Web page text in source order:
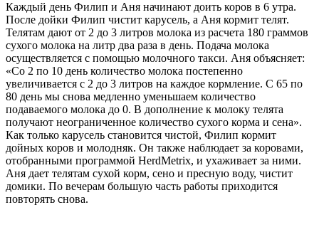
Каждый день Филип и Аня начинают доить коров в 6 утра.
После дойки Филип чистит карусель, а Аня кормит телят.
Телятам дают от 2 до 3 литров молока из расчета 180 граммов
сухого молока на литр два раза в день. Подача молока
осуществляется с помощью молочного такси. Аня объясняет:
«Со 2 по 10 день количество молока постепенно
увеличивается с 2 до 3 литров на каждое кормление. С 65 по
80 день мы снова медленно уменьшаем количество
подаваемого молока до 0. В дополнение к молоку телята
получают неограниченное количество сухого корма и сена».
Как только карусель становится чистой, Филип кормит
дойных коров и молодняк. Он также наблюдает за коровами,
отобранными программой HerdMetrix, и ухаживает за ними.
Аня дает телятам сухой корм, сено и пресную воду, чистит
домики. По вечерам большую часть работы приходится
повторять снова.